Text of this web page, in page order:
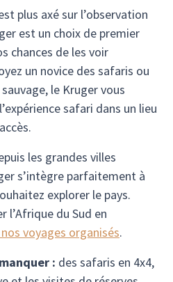
plus axé sur l’observation
est un choix de premier
chances de les voir
un novice des safaris ou
le Kruger vous
safari dans un lieu
les grandes villes
s’intègre parfaitement à
explorer le pays.
l’Afrique du Sud en
nos voyages organisés.
: des safaris en 4x4,